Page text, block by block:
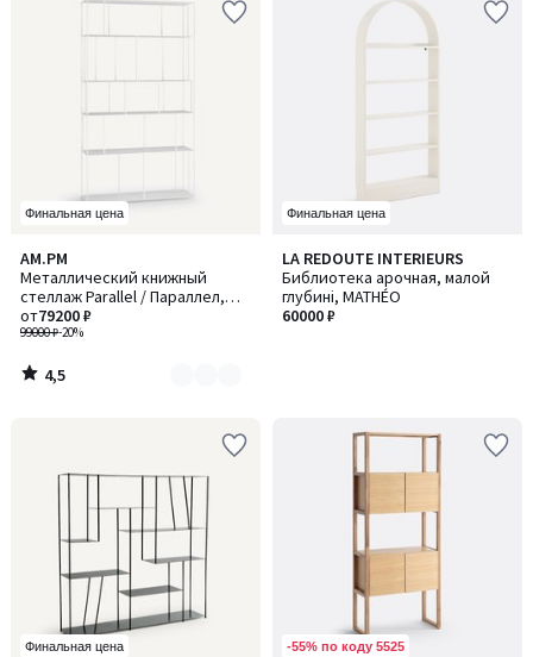
Финальная цена
AM.PM
Металлический книжный
стеллаж Parallel / Параллел,
большой ширины
99000 ₽-20%
от79200 ₽
4,5
/ 5
Количество
цветов:
2
4,5
/
Финальная цена
LA REDOUTE INTERIEURS
Библиотека арочная, малой
глубині, MATHÉO
60000 ₽
Финальная цена -55% по коду 5525